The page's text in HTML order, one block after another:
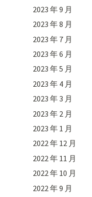
2023 年 9 月
2023 年 8 月
2023 年 7 月
2023 年 6 月
2023 年 5 月
2023 年 4 月
2023 年 3 月
2023 年 2 月
2023 年 1 月
2022 年 12 月
2022 年 11 月
2022 年 10 月
2022 年 9 月